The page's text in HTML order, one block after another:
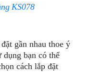
KS078
gần nhau thoe ý
dụng bạn có thể
cách lắp đặt